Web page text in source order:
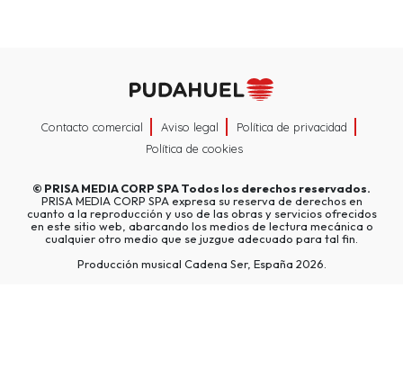
Contacto comercial Aviso legal
Política de privacidad
Política de cookies
© PRISA MEDIA CORP SPATodos los derechos reservados.
PRISA MEDIA CORP SPA expresa su reserva de derechos en
cuanto a la reproducción y uso de las obras y servicios ofrecidos
en este sitio web, abarcando los medios de lectura mecánica o
cualquier otro medio que se juzgue adecuado para tal fin.
Producción musical Cadena Ser, España 2026.